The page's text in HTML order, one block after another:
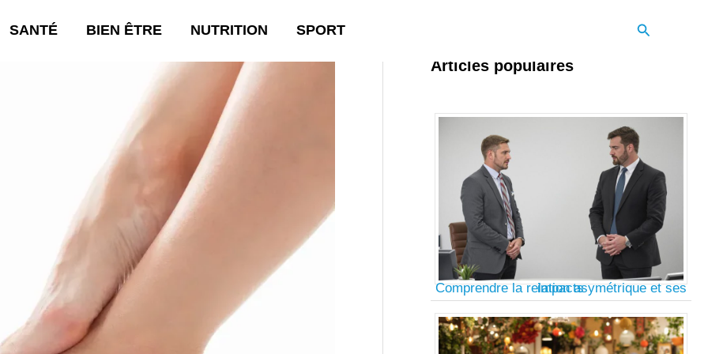
SANTÉ BIEN ÊTRE NUTRITION SPORT
Articles populaires
Comprendre la relation asymétrique et ses impacts